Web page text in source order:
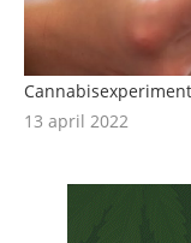
13 april 2022